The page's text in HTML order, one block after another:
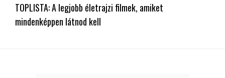
TOPLISTA: A legjobb életrajzi filmek, amiket
mindenképpen látnod kell